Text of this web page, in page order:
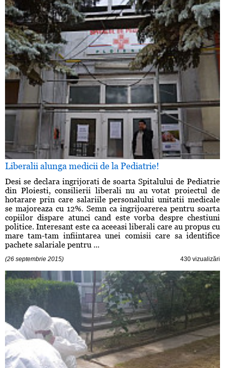
Liberalii alunga medicii de la Pediatrie!
Desi se declara ingrijorati de soarta Spitalului de Pediatrie
din Ploiesti, consilierii liberali nu au votat proiectul de
hotarare prin care salariile personalului unitatii medicale
se majoreaza cu 12%. Semn ca ingrijoarerea pentru soarta
copiilor dispare atunci cand este vorba despre chestiuni
politice. Interesant este ca aceeasi liberali care au propus cu
mare tam-tam infiintarea unei comisii care sa identifice
pachete salariale pentru ...
(26 septembrie 2015) 430 vizualizări